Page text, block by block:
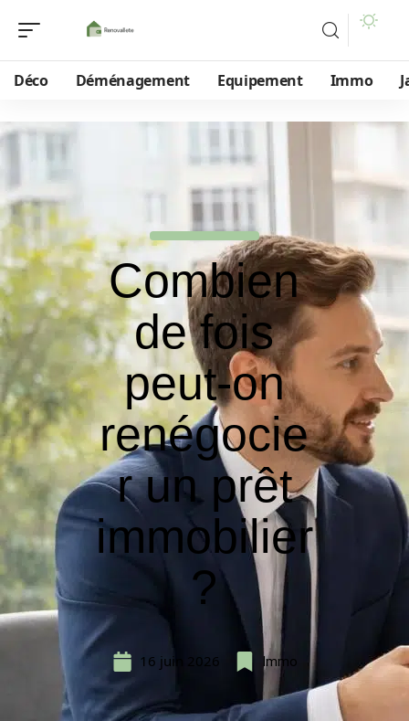
Déco Déménagement Equipement Immo
Combien
de fois
peut-on
renégocie
r un prêt
immobilier
?
16 juin 2026 Immo